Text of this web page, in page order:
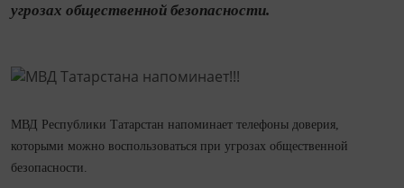
угрозах общественной безопасности.
МВД Республики Татарстан напоминает телефоны доверия,
которыми можно воспользоваться при угрозах общественной
безопасности.